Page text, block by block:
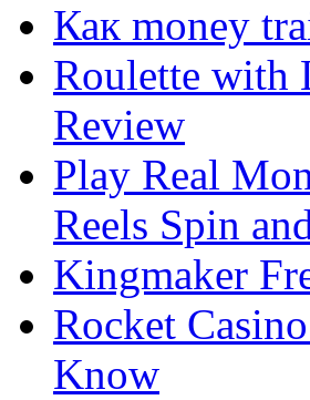
Как money
Roulette with
Review
Play Real
Reels Spin
Kingmaker
Rocket
Know